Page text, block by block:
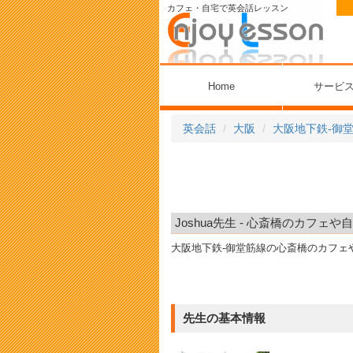
カフェ・自宅で英会話レッスン
Home サービ
英会話 大阪 大阪地下鉄-御
Joshua先生 - 心斎橋のカフェや
大阪地下鉄-御堂筋線の心斎橋のカフ
先生の基本情報